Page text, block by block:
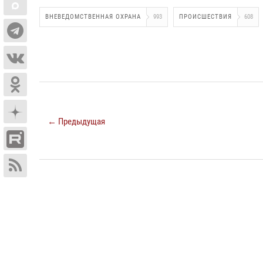
ВНЕВЕДОМСТВЕННАЯ ОХРАНА 993 ПРОИСШЕСТВИЯ 608
← Предыдущая